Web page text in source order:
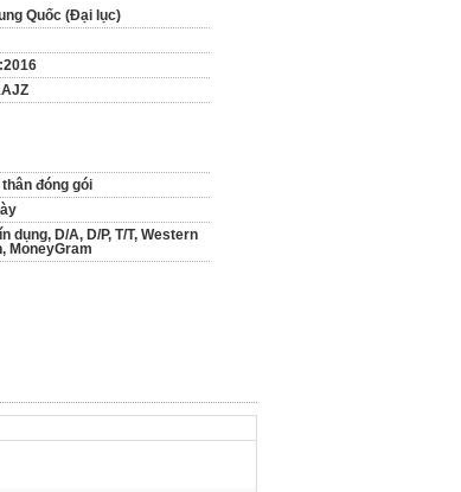
Quốc (Đại lục)
thân đóng gói
dụng, D/A, D/P, T/T, Western
MoneyGram